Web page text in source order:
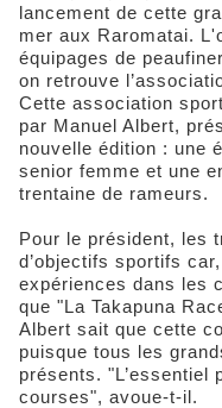
lancement de cette
mer aux Raromatai.
équipages de
on retrouve
Cette association
par Manuel Albert,
nouvelle édition : une
senior femme et une
trentaine de rameurs.
Pour le président, les
d’objectifs sportifs
expériences dans les
que "La Takapuna
Albert sait que cette
puisque tous les
présents. "L’essentiel
courses", avoue-t-il.